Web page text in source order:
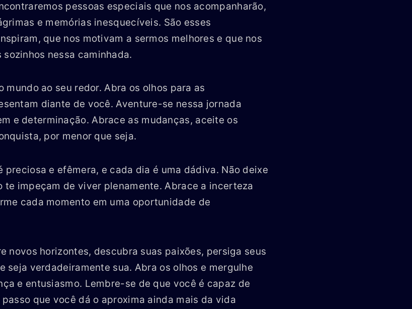
pessoas especiais que nos acompanharão,
e memórias inesquecíveis. São esses
que nos motivam a sermos melhores e que nos
nessa caminhada.
mundo ao seu redor. Abra os olhos para as
diante de você. Aventure-se nessa jornada
e determinação. Abrace as mudanças, aceite os
por menor que seja.
preciosa e efêmera, e cada dia é uma dádiva. Não deixe
te impeçam de viver plenamente. Abrace a incerteza
cada momento em uma oportunidade de
novos horizontes, descubra suas paixões, persiga seus
seja verdadeiramente sua. Abra os olhos e mergulhe
e entusiasmo. Lembre-se de que você é capaz de
que você dá o aproxima ainda mais da vida